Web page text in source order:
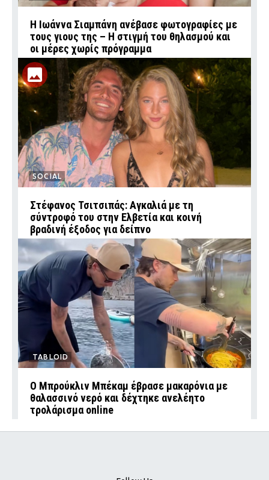
H Ιωάννα Σιαμπάνη ανέβασε φωτογραφίες με
τους γιους της – Η στιγμή του θηλασμού και
οι μέρες χωρίς πρόγραμμα
SOCIAL
Στέφανος Τσιτσιπάς: Αγκαλιά με τη
σύντροφό του στην Ελβετία και κοινή
βραδινή έξοδος για δείπνο
TABLOID
Ο Μπρούκλιν Μπέκαμ έβρασε μακαρόνια με
θαλασσινό νερό και δέχτηκε ανελέητο
τρολάρισμα online